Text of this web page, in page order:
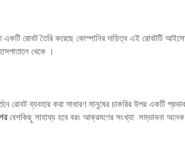
রোবট তৈরি করেছে কোম্পানির দায়িত্ব এই রোবটটি
থেকে ।
রোবট ব্যবহার করা সাধারণ মানুষের চাকরির উপর একটি
বেশকিছু সাহায্য হবে বরং আক্রমণের সংখ্যাসম্ভাবনা অনেক